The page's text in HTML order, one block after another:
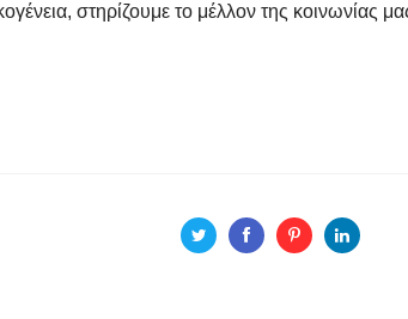
στηρίζουμε το μέλλον της κοινωνίας